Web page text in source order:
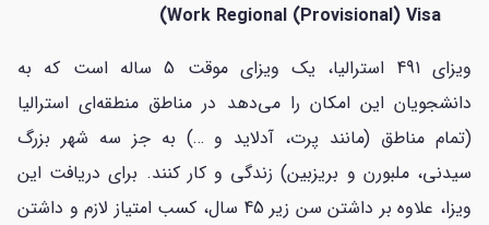
Work Regional (Provisional) Visa)
ویزای 491 استرالیا، یک ویزای موقت 5 ساله است که به
دانشجویان این امکان را می‌دهد در مناطق منطقه‌ای استرالیا
(تمام مناطق (مانند پرت، آدلاید و …) به جز سه شهر بزرگ
سیدنی، ملبورن و بریزبین) زندگی و کار کنند. برای دریافت این
ویزا، علاوه بر داشتن سن زیر 45 سال، کسب امتیاز لازم و داشتن